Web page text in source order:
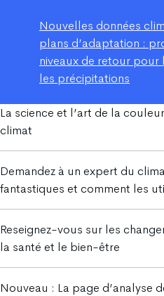
Nouvelles données
plans d’adaptation :
niveaux de retour
les précipitations
La science et l’art de la
climat
Demandez à un expert du
fantastiques et comment les
Reseignez-vous sur les
la santé et le bien-être
Nouveau : La page d’analyse